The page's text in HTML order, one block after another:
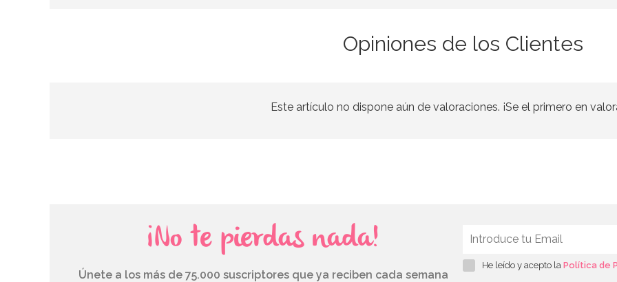
Opiniones de los Clientes
Este artículo no dispone aún de valoraciones. ¡Se el primero en
¡No te pierdas nada!
Únete a los más de 75.000 suscriptores que ya reciben cada semana
He leído y acepto la Política de